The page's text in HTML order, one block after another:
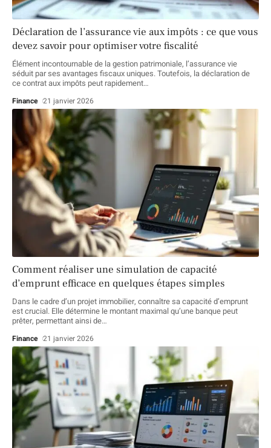
Déclaration de l’assurance vie aux impôts : ce que vous
devez savoir pour optimiser votre fiscalité
Élément incontournable de la gestion patrimoniale, l’assurance vie
séduit par ses avantages fiscaux uniques. Toutefois, la déclaration de
ce contrat aux impôts peut rapidement…
Finance 21 janvier 2026
Comment réaliser une simulation de capacité
d’emprunt efficace en quelques étapes simples
Dans le cadre d’un projet immobilier, connaître sa capacité d’emprunt
est crucial. Elle détermine le montant maximal qu’une banque peut
prêter, permettant ainsi de…
Finance 21 janvier 2026